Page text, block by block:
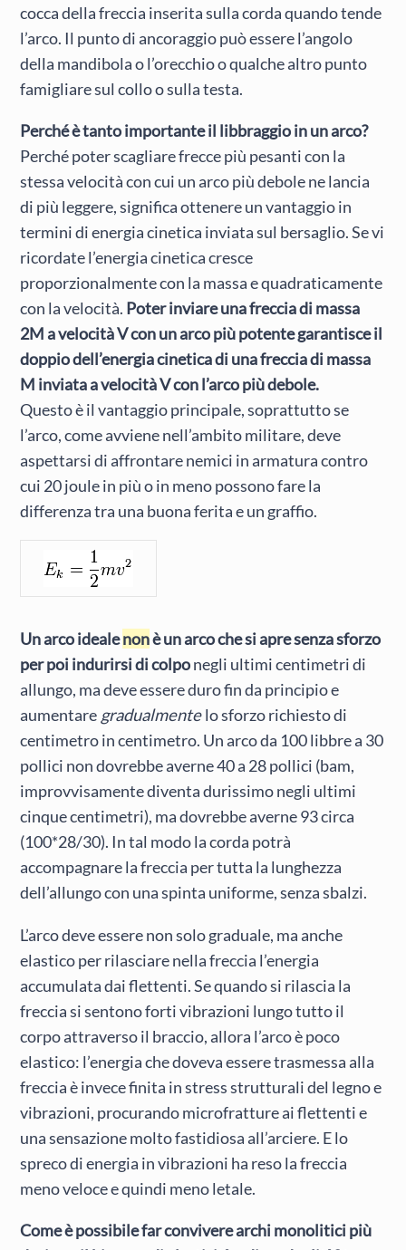
cocca della freccia inserita sulla corda quando tende
l’arco. Il punto di ancoraggio può essere l’angolo
della mandibola o l’orecchio o qualche altro punto
famigliare sul collo o sulla testa.
Perché è tanto importante il libbraggio in un arco?
Perché poter scagliare frecce più pesanti con la
stessa velocità con cui un arco più debole ne lancia
di più leggere, significa ottenere un vantaggio in
termini di energia cinetica inviata sul bersaglio. Se vi
ricordate l’energia cinetica cresce
proporzionalmente con la massa e quadraticamente
con la velocità. Poter inviare una freccia di massa
2M a velocità V con un arco più potente garantisce il
doppio dell’energia cinetica di una freccia di massa
M inviata a velocità V con l’arco più debole.
Questo è il vantaggio principale, soprattutto se
l’arco, come avviene nell’ambito militare, deve
aspettarsi di affrontare nemici in armatura contro
cui 20 joule in più o in meno possono fare la
differenza tra una buona ferita e un graffio.
Un arco idealenonè un arco che si apre senza sforzo
per poi indurirsi di colponegli ultimi centimetri di
allungo, ma deve essere duro fin da principio e
aumentare gradualmentelo sforzo richiesto di
centimetro in centimetro. Un arco da 100 libbre a 30
pollici non dovrebbe averne 40 a 28 pollici (bam,
improvvisamente diventa durissimo negli ultimi
cinque centimetri), ma dovrebbe averne 93 circa
(100*28/30). In tal modo la corda potrà
accompagnare la freccia per tutta la lunghezza
dell’allungo con una spinta uniforme, senza sbalzi.
L’arco deve essere non solo graduale, ma anche
elastico per rilasciare nella freccia l’energia
accumulata dai flettenti. Se quando si rilascia la
freccia si sentono forti vibrazioni lungo tutto il
corpo attraverso il braccio, allora l’arco è poco
elastico: l’energia che doveva essere trasmessa alla
freccia è invece finita in stress strutturali del legno e
vibrazioni, procurando microfratture ai flettenti e
una sensazione molto fastidiosa all’arciere. E lo
spreco di energia in vibrazioni ha reso la freccia
meno veloce e quindi meno letale.
Come è possibile far convivere archi monolitici più